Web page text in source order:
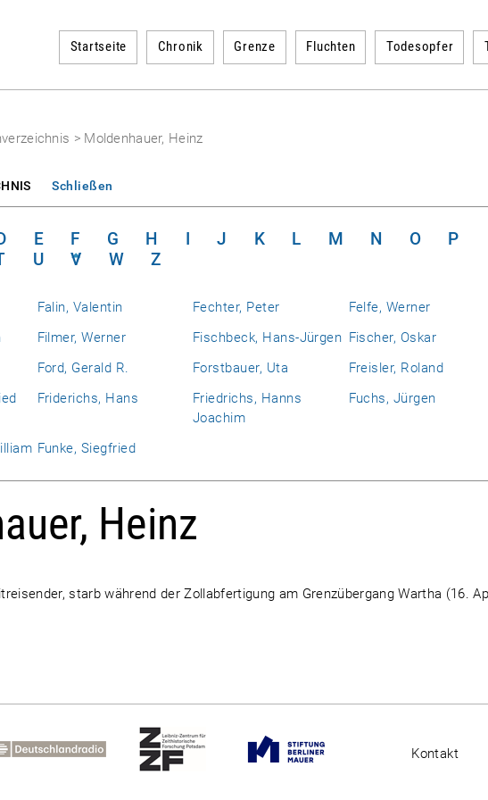
Startseite Chronik Grenze Fluchten Todesopfer
> Moldenhauer, Heinz
Schließen
E F G H I J K L M N O
P
U V W Z
Falin, Valentin Fechter, Peter
Felfe, Werner
Filmer, Werner Fischbeck, Hans-Jürgen Fischer, Oskar
Ford, Gerald R. Forstbauer, Uta
Freisler, Roland
Friderichs, Hans
Friedrichs, Hanns
Joachim
Fuchs, Jürgen
Funke, Siegfried
Heinz
starb während der Zollabfertigung am Grenzübergang Wartha (16.
Kontakt